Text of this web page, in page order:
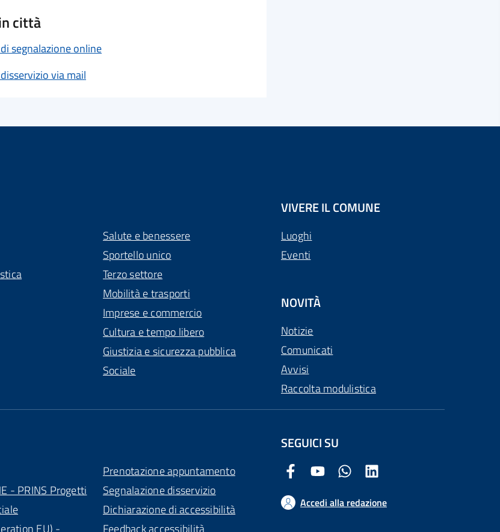
città
segnalazione online
via mail
Salute e benessere
Sportello unico
Terzo settore
Mobilità e trasporti
Imprese e commercio
Cultura e tempo libero
Giustizia e sicurezza pubblica
Sociale
VIVERE IL COMUNE
Luoghi
Eventi
NOVITÀ
Notizie
Comunicati
Avvisi
Raccolta modulistica
- PRINS Progetti
Prenotazione appuntamento
Segnalazione disservizio
Dichiarazione di accessibilità
SEGUICI SU
Facebook Comune di Arezzo
Youtube Comune di Arezzo
Twitter Comune di Arezzo
Accedi alla redazione